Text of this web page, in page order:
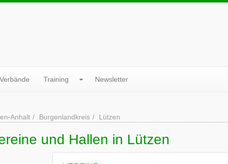
Verbände Training Newsletter
Anhalt Burgenlandkreis Lützen
und Hallen in Lützen